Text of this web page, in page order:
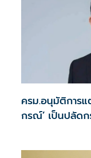
ครม.อนุมัติการ
กรณ์’ เป็นปลัด